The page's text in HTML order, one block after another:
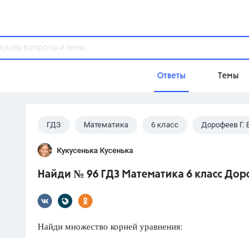
Ответы Темы
Популярные темы
ГДЗ
3273 ответа
3460 ответов
Школа
ГДЗ Математика 6 класс Дорофеев Г.
Кукусенька Кусенька
Найди № 96 ГДЗ Математика 6 класс
Найди множество корней уравнения: